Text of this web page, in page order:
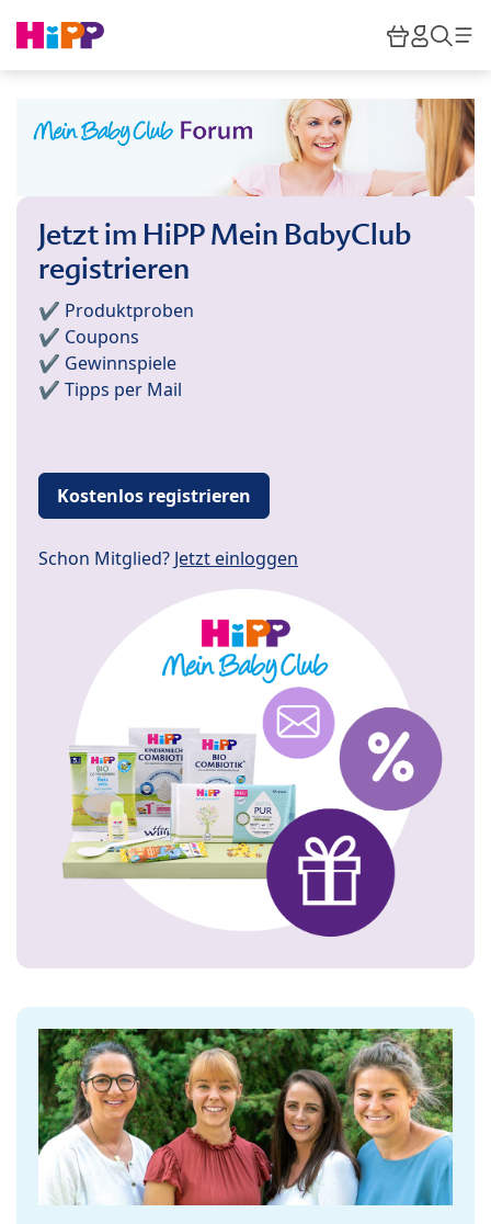
HiPP
Jetzt im HiPP Mein BabyClub
registrieren
✔️ Produktproben
✔️ Coupons
✔️ Gewinnspiele
✔️ Tipps per Mail
Kostenlos registrieren
Schon Mitglied? Jetzt einloggen